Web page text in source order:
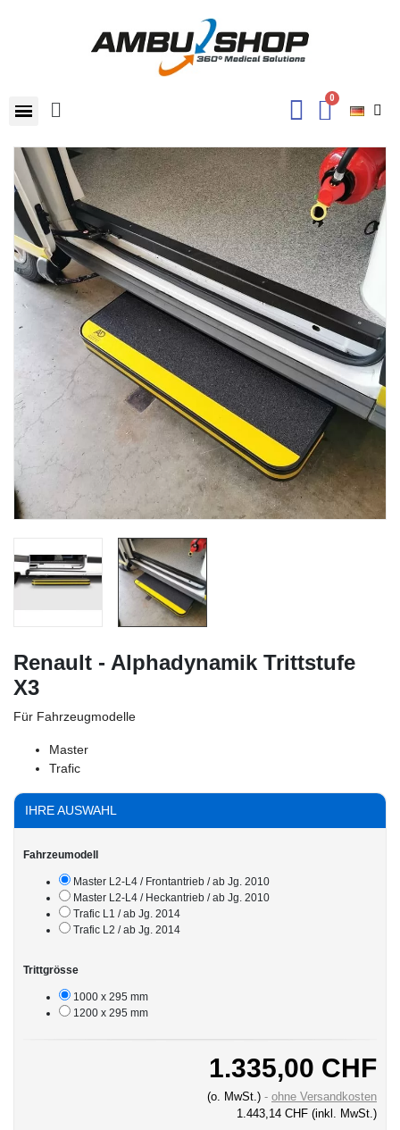
Renault - Alphadynamik Trittstufe
X3
Für Fahrzeugmodelle
Master
Trafic
IHRE AUSWAHL
Fahrzeumodell
Master L2-L4 / Frontantrieb / ab Jg. 2010
Master L2-L4 / Heckantrieb / ab Jg. 2010
Trafic L1 / ab Jg. 2014
Trafic L2 / ab Jg. 2014
Trittgrösse
1000 x 295 mm
1200 x 295 mm
1.335,00 CHF
(o. MwSt.)
ohne Versandkosten
1.443,14 CHF (inkl. MwSt.)